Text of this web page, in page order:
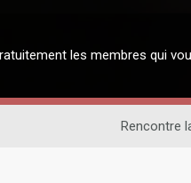
les membres qui
Rencontre